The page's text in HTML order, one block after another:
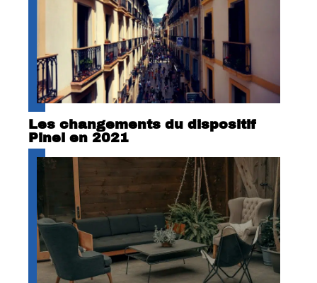
Les changements du dispositif
Pinel en 2021